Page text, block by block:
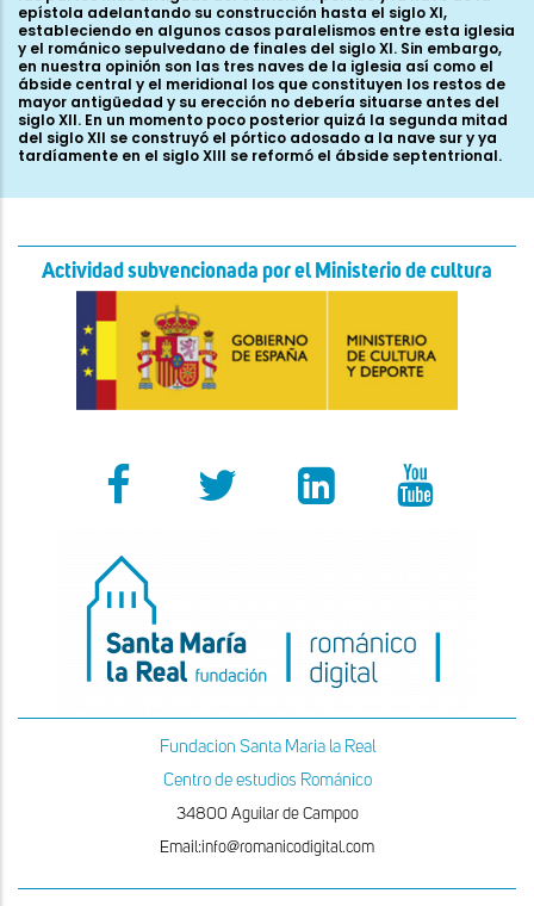
Actividad subvencionada por el Ministerio de cultura
Fundacion Santa Maria la Real
Centro de estudios Románico
34800 Aguilar de Campoo
Email:info@romanicodigital.com